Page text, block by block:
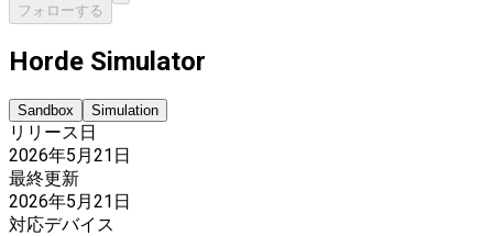
フォローする
Horde Simulator
Sandbox Simulation
リリース日
2026年5月21日
最終更新
2026年5月21日
対応デバイス